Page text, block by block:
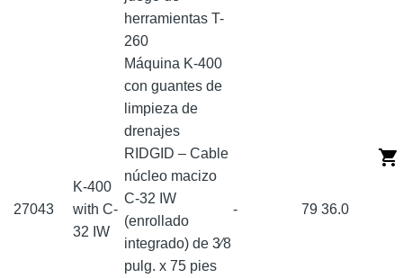
herramientas T-
260
27043
K-400
with C-
32 IW
Máquina K-400
con guantes de
limpieza de
drenajes
RIDGID – Cable
núcleo macizo
C-32 IW
(enrollado
integrado) de 3⁄8
pulg. x 75 pies
- 79 36.0